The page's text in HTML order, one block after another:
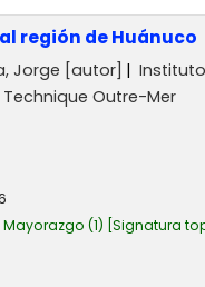
región de Huánuco
Jorge [autor]
Outre-Mer
Mayorazgo (1) Signatura